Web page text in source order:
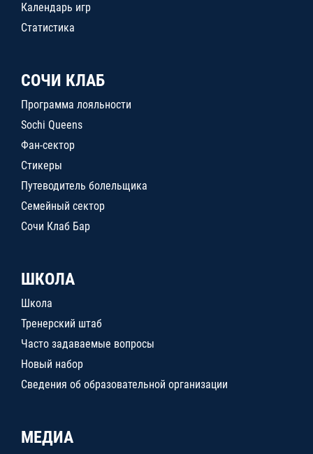
Календарь игр
Статистика
СОЧИ КЛАБ
Программа лояльности
Sochi Queens
Фан-сектор
Стикеры
Путеводитель болельщика
Семейный сектор
Сочи Клаб Бар
ШКОЛА
Школа
Тренерский штаб
Часто задаваемые вопросы
Новый набор
Сведения об образовательной организации
МЕДИА